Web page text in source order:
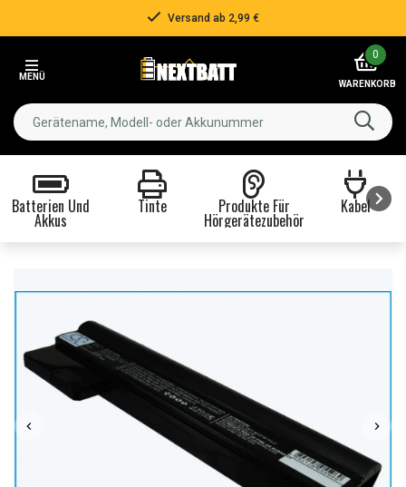
Versand ab 2,99 €
MENÜ
0
WARENKORB
Batterien Und
Akkus
Tinte Produkte Für
Hörgerätezubehör
Kabel